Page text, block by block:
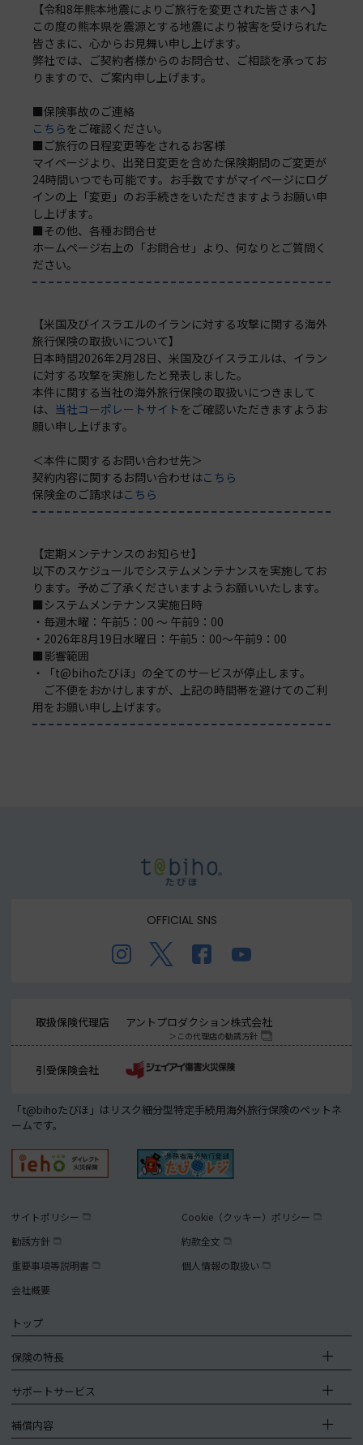
【令和8年熊本地震によりご旅行を変更された皆さまへ】
この度の熊本県を震源とする地震により被害を受けられた
皆さまに、心からお見舞い申し上げます。
弊社では、ご契約者様からのお問合せ、ご相談を承ってお
りますので、ご案内申し上げます。
■保険事故のご連絡
こちらをご確認ください。
■ご旅行の日程変更等をされるお客様
マイページより、出発日変更を含めた保険期間のご変更が
24時間いつでも可能です。お手数ですがマイページにログ
インの上「変更」のお手続きをいただきますようお願い申
し上げます。
■その他、各種お問合せ
ホームページ右上の「お問合せ」より、何なりとご質問く
ださい。
【米国及びイスラエルのイランに対する攻撃に関する海外
旅行保険の取扱いについて】
日本時間2026年2月28日、米国及びイスラエルは、イラン
に対する攻撃を実施したと発表しました。
本件に関する当社の海外旅行保険の取扱いにつきまして
は、 当社コーポレートサイトをご確認いただきますようお
願い申し上げます。
＜本件に関するお問い合わせ先＞
契約内容に関するお問い合わせはこちら
保険金のご請求はこちら
【定期メンテナンスのお知らせ】
以下のスケジュールでシステムメンテナンスを実施してお
ります。予めご了承くださいますようお願いいたします。
■システムメンテナンス実施日時
・毎週木曜：午前5：00 ～ 午前9：00
・2026年8月19日水曜日：午前5：00～午前9：00
■影響範囲
・「t@bihoたびほ」の全てのサービスが停止します。
ご不便をおかけしますが、上記の時間帯を避けてのご利
用をお願い申し上げます。
OFFICIAL SNS
取扱保険代理店 アントプロダクション株式会社
この代理店の勧誘方針
引受保険会社
「t@bihoたびほ」はリスク細分型特定手続用海外旅行保険のペットネ
ームです。
サイトポリシー
Cookie（クッキー）ポリシー
勧誘方針
約款全文
重要事項等説明書
個人情報の取扱い
会社概要
トップ
保険の特長
サポートサービス
補償内容